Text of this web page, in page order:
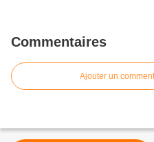
Commentaires
Ajouter un